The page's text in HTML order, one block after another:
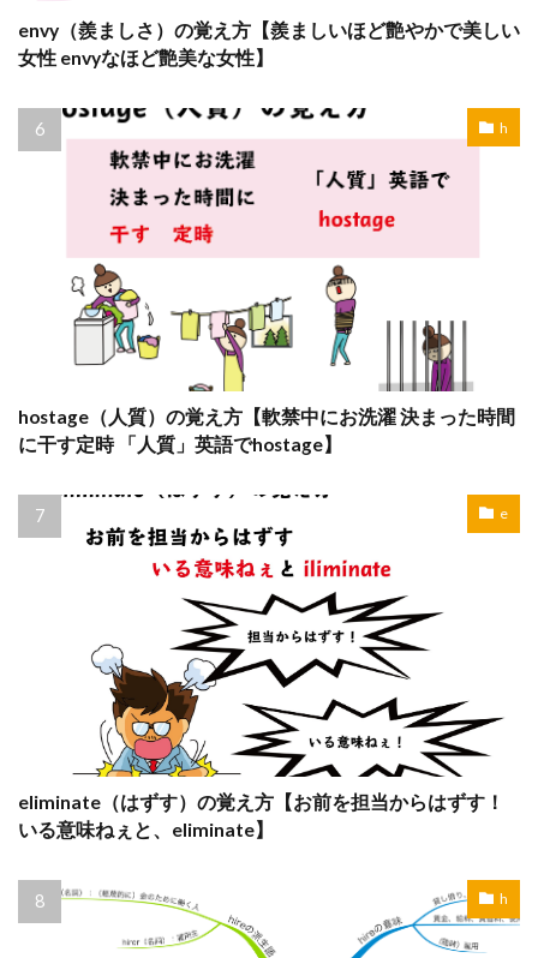
envy（羨ましさ）の覚え方【羨ましいほど艶やかで美しい
女性 envyなほど艶美な女性】
h
hostage（人質）の覚え方【軟禁中にお洗濯 決まった時間
に干す定時 「人質」英語でhostage】
e
eliminate（はずす）の覚え方【お前を担当からはずす！
いる意味ねぇと、eliminate】
h